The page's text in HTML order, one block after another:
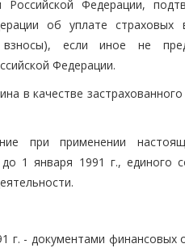
Федерации,
об уплате страховых
если иное не
Федерации.
в качестве
при применении
1 января 1991 г., единого
г. - документами финансовых